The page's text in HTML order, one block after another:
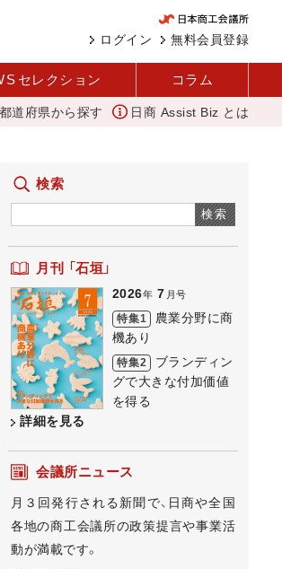
無料会員登録
ログイン
セレクション コラム
て壁を越える女性経営者 西谷 11月4日に「令
都道府県から探す 日商 Assist Biz とは
検索
検索
月刊 「石垣」
2026年 7 月号
特集1
農業分野に商
機あり
特集2
ブランディン
グで大きな付加価値
を得る
詳細を見る
会議所ニュース
月３回発行される新聞で、日商や全国
各地の商工会議所の政策提言や事業活
動が満載です。